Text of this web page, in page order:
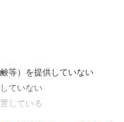
等）を提供していない
ていない
している